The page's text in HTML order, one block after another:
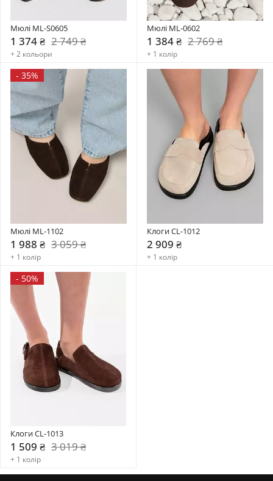
Мюлі ML-S0605
1 374 ₴ 2 749 ₴
+ 2 кольори
Мюлі ML-0602
1 384 ₴ 2 769 ₴
+ 1 колір
- 35%
Мюлі ML-1102
1 988 ₴ 3 059 ₴
+ 1 колір
Клоги CL-1012
2 909 ₴
+ 1 колір
- 50%
Клоги CL-1013
1 509 ₴ 3 019 ₴
+ 1 колір